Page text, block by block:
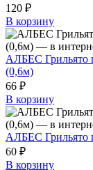
120 ₽
В корзину
АЛБЕС Грильято
(0,6м)
66 ₽
В корзину
АЛБЕС Грильято
60 ₽
В корзину